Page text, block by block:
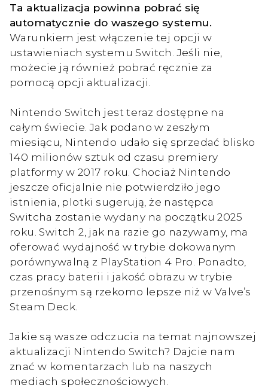
Ta aktualizacja powinna pobrać się
automatycznie do waszego systemu.
Warunkiem jest włączenie tej opcji w
ustawieniach systemu Switch. Jeśli nie,
możecie ją również pobrać ręcznie za
pomocą opcji aktualizacji.
Nintendo Switch jest teraz dostępne na
całym świecie. Jak podano w zeszłym
miesiącu, Nintendo udało się sprzedać blisko
140 milionów sztuk od czasu premiery
platformy w 2017 roku. Chociaż Nintendo
jeszcze oficjalnie nie potwierdziło jego
istnienia, plotki sugerują, że następca
Switcha zostanie wydany na początku 2025
roku. Switch 2, jak na razie go nazywamy, ma
oferować wydajność w trybie dokowanym
porównywalną z PlayStation 4 Pro. Ponadto,
czas pracy baterii i jakość obrazu w trybie
przenośnym są rzekomo lepsze niż w Valve’s
Steam Deck.
Jakie są wasze odczucia na temat najnowszej
aktualizacji Nintendo Switch? Dajcie nam
znać w komentarzach lub na naszych
mediach społecznościowych.